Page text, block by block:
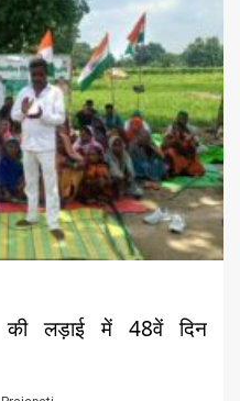
लड़ाई में 48वें दिन